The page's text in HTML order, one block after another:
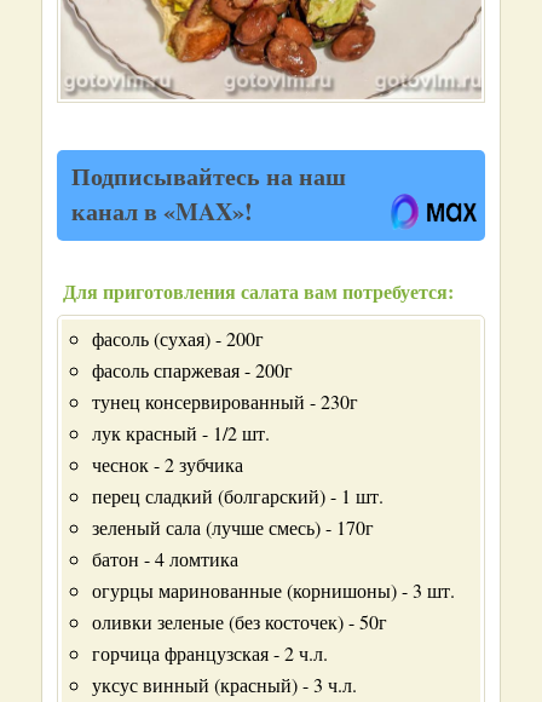
Подписывайтесь на наш
канал в «MAX»!
Для приготовления салата вам потребуется:
фасоль (сухая) - 200г
фасоль спаржевая - 200г
тунец консервированный - 230г
лук красный - 1/2 шт.
чеснок - 2 зубчика
перец сладкий (болгарский) - 1 шт.
зеленый сала (лучше смесь) - 170г
батон - 4 ломтика
огурцы маринованные (корнишоны) - 3 шт.
оливки зеленые (без косточек) - 50г
горчица французская - 2 ч.л.
уксус винный (красный) - 3 ч.л.